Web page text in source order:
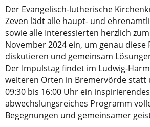
Der Evangelisch-lutherische
Zeven lädt alle haupt- und
sowie alle Interessierten herzlich
November 2024 ein, um genau diese
diskutieren und gemeinsam
Der Impulstag findet im Ludwig-
weiteren Orten in Bremervörde statt
09:30 bis 16:00 Uhr ein
abwechslungsreiches Programm
Begegnungen und gemeinsamer